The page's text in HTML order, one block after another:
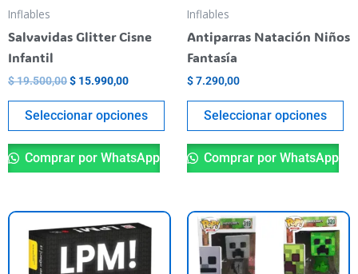
Inflables
Salvavidas Glitter Cisne
Infantil
$19.500,00$ 15.990,00
Seleccionar opciones
pueden
elegir
producto
Comprar por WhatsApp
Inflables
Antiparras Natación Niños
Fantasía
$7.290,00
Seleccionar opciones
Comprar por WhatsApp